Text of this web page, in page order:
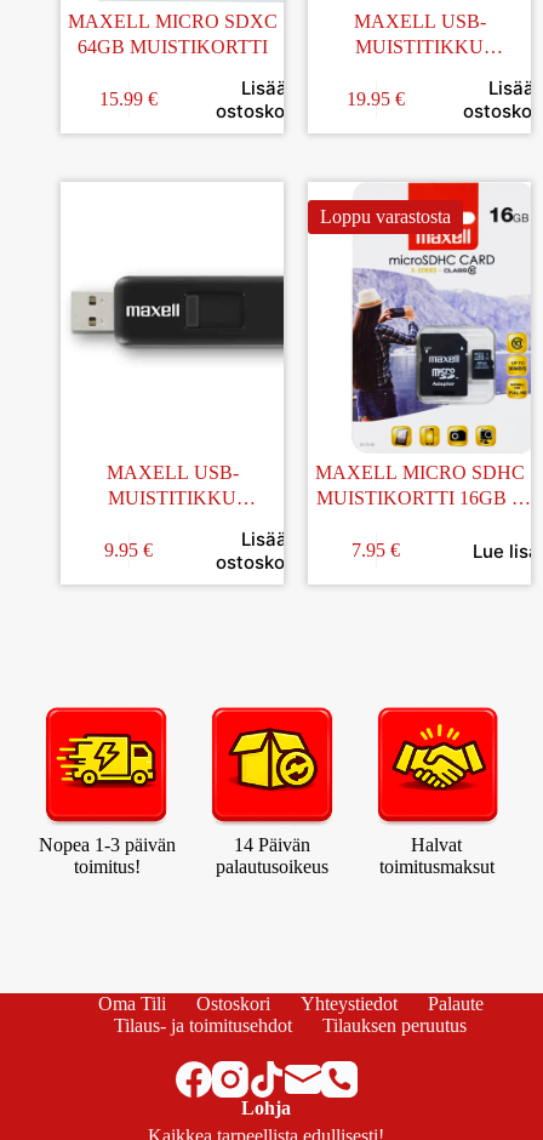
MAXELL MICRO SDXC
64GB MUISTIKORTTI
15.99 €
Lisää
ostoskoriin
MAXELL USB-
MUISTITIKKU
19.95 €
Lisää
MAXELL USB-
MUISTITIKKU
9.95 €
Lisää
ostoskoriin
Loppu varastosta
MAXELL MICRO SDHC
MUISTIKORTTI 16GB +
7.95 € Lue
Nopea 1-3 päivän
toimitus!
14 Päivän
palautusoikeus
Halvat
toimitusmaksut
Oma Tili Ostoskori Yhteystiedot
Palaute
Tilaus- ja toimitusehdot
Tilauksen peruutus
Lohja
Kaikkea tarpeellista edullisesti!